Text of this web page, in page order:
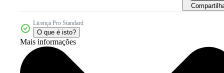
Licença Pro Standard
O que é isto?
Mais informações